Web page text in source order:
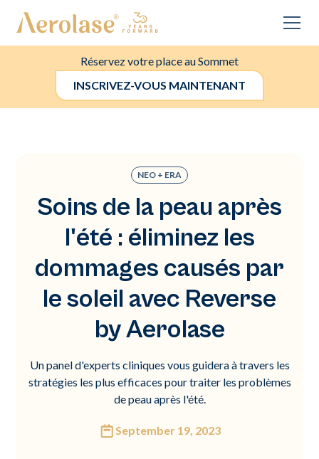
Réservez votre place au Sommet
INSCRIVEZ-VOUS MAINTENANT
NEO + ERA
Soins de la peau après
l'été : éliminez les
dommages causés par
le soleil avec Reverse
by Aerolase
Un panel d'experts cliniques vous guidera à travers les
stratégies les plus efficaces pour traiter les problèmes
de peau après l'été.
September 19, 2023